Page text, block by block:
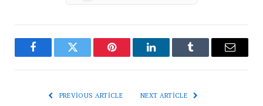
FacebookTwitter Pinterest LinkedInTumblr Email
PREVIOUS ARTICLE NEXT ARTICLE